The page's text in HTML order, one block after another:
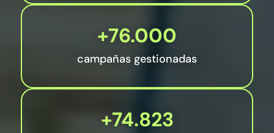
+76.000
campañas gestionadas
+74.823